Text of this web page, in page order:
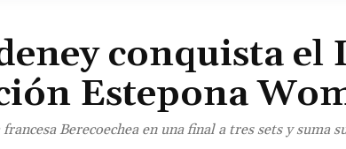
conquista el
Estepona
Berecoechea en una final a tres sets y suma